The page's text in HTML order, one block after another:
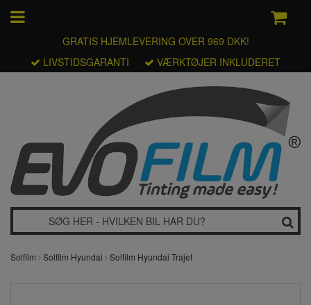
GRATIS HJEMLEVERING OVER 969 DKK!
LIVSTIDSGARANTI
VÆRKTØJER INKLUDERET
Solfilm Solfilm Hyundai Solfilm Hyundai Trajet